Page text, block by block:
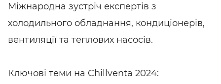
Міжнародна зустріч експертів з
холодильного обладнання, кондиціонерів,
вентиляції та теплових насосів.
Ключові теми на Chillventa 2024: